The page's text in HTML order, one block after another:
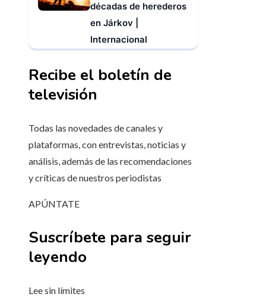
décadas de herederos
en Járkov |
Internacional
Recibe el boletín de
televisión
Todas las novedades de canales y
plataformas, con entrevistas, noticias y
análisis, además de las recomendaciones
y críticas de nuestros periodistas
APÚNTATE
Suscríbete para seguir
leyendo
Lee sin límites